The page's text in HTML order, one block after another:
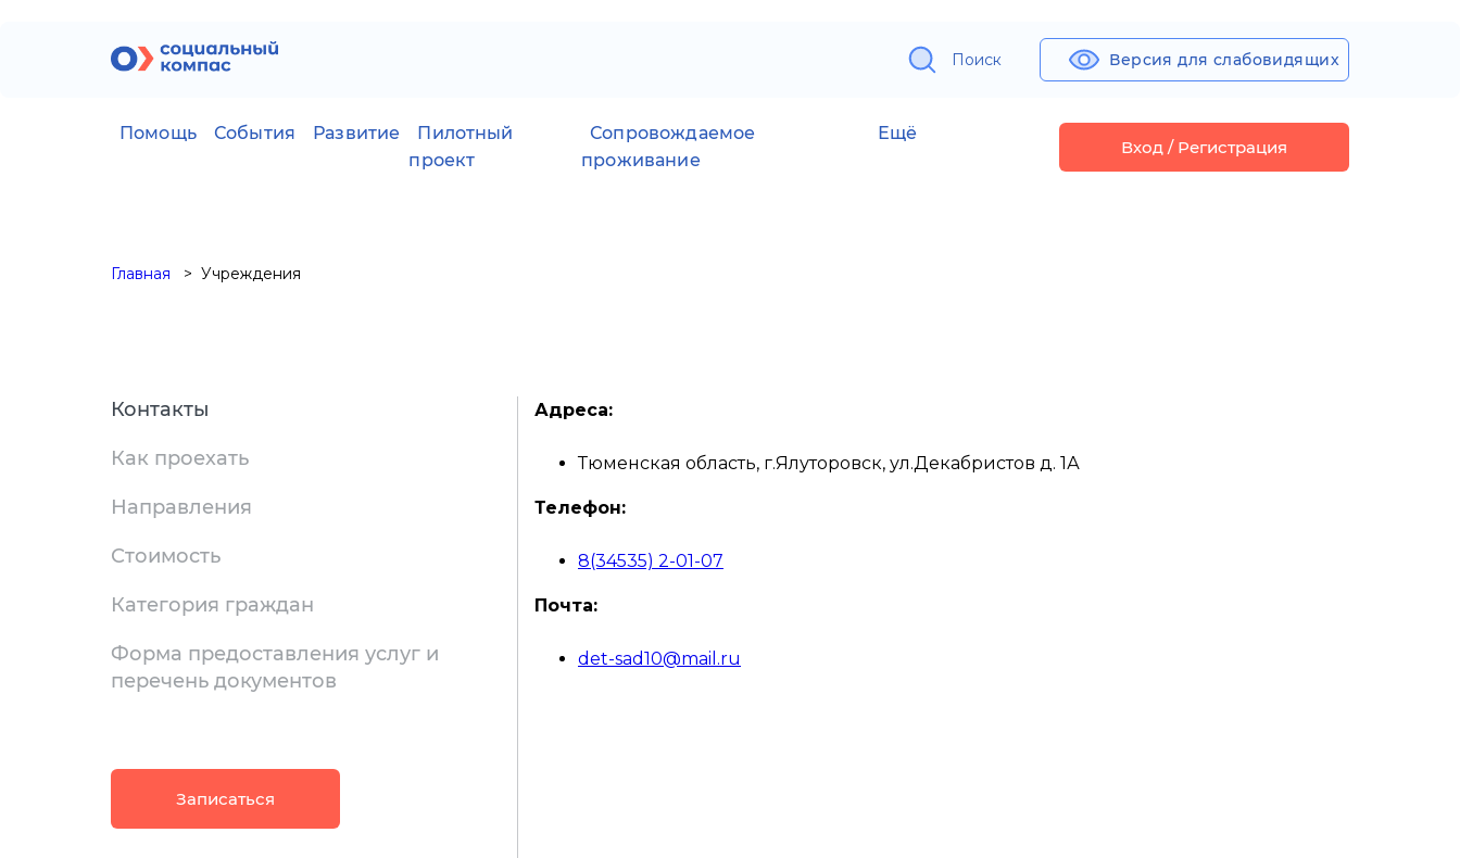
Поиск Версия для слабовидящих
Помощь События Развитие
Пилотный
проект
Сопровождаемое
проживание
Ещё
Вход / Регистрация
Главная Учреждения
Контакты
Как проехать
Направления
Стоимость
Категория граждан
Форма предоставления услуг и
перечень документов
Записаться
Адреса:
Тюменская область, г.Ялуторовск, ул.Декабристов д. 1А
Телефон:
8(34535) 2-01-07
Почта:
det-sad10@mail.ru